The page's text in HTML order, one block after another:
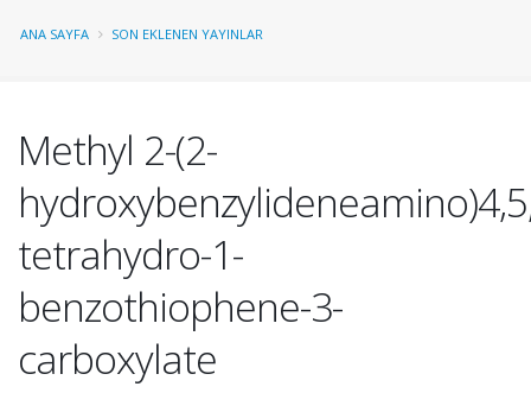
ANA SAYFA SON EKLENEN YAYINLAR
Methyl 2-(2-
tetrahydro-1-
benzothiophene-3-
carboxylate